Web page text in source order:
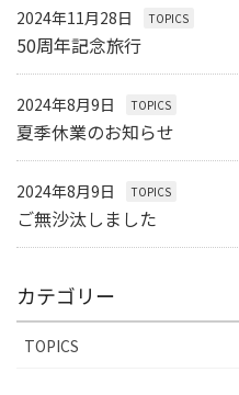
2024年11月28日 TOPICS
50周年記念旅行
2024年8月9日 TOPICS
夏季休業のお知らせ
2024年8月9日 TOPICS
ご無沙汰しました
カテゴリー
TOPICS